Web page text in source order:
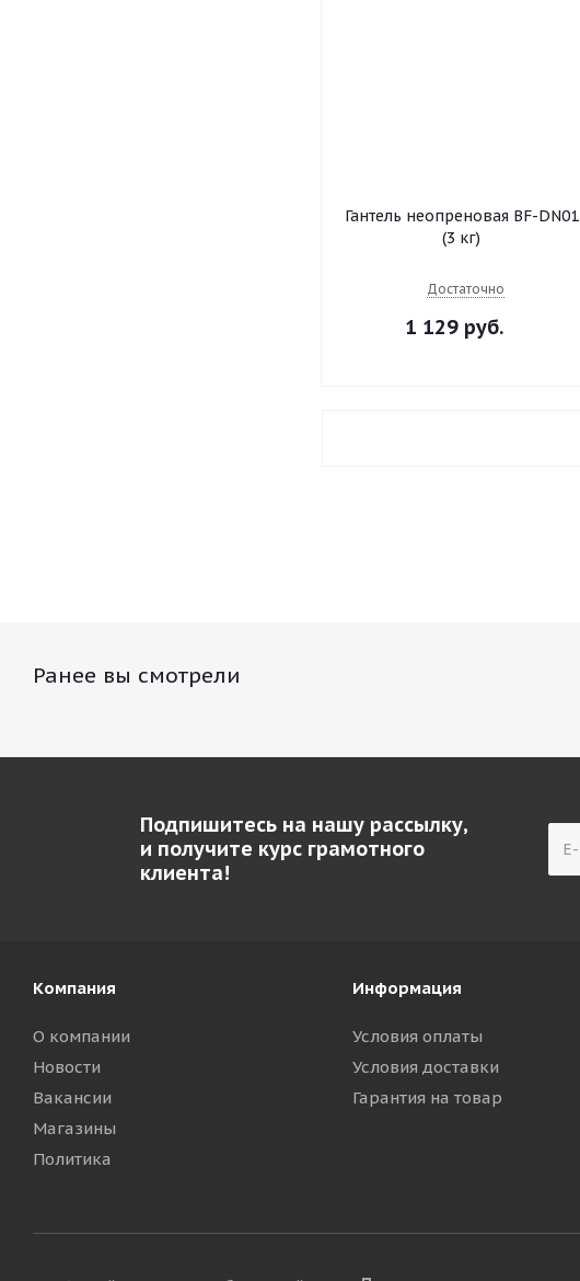
Гантель неопреновая BF-DN01
(3 кг)
Достаточно
1 129 руб.
Ранее вы смотрели
Подпишитесь на нашу рассылку,
и получите курс грамотного
клиента!
Компания
О компании
Новости
Вакансии
Магазины
Политика
Информация
Условия оплаты
Условия доставки
Гарантия на товар